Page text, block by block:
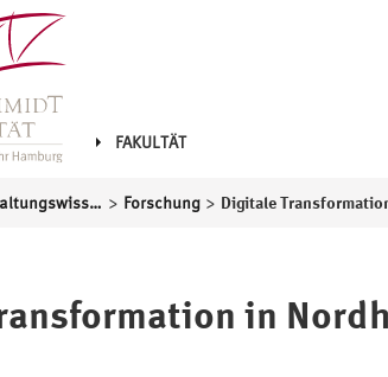
FAKULTÄT
Professur für Verwaltungswissenschaft > Forschung >
in